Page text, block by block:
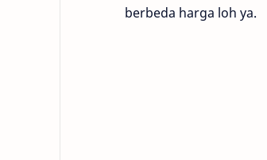
berbeda harga loh ya.